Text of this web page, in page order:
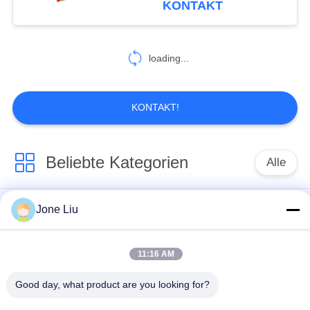
Kompressor-
119
Luft-
Suspendierungs-
Reparatur-Set
402
KONTAKT
loading...
KONTAKT!
Beliebte Kategorien Alle
Luft-Suspendierungs-
Schock
BENZluft-
Suspendierungs-Teile
Jone Liu
11:16 AM
Good day, what product are you looking for?